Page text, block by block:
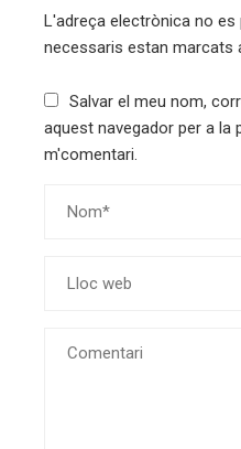
L'adreça electrònica no es
necessaris estan marcats
Salvar el meu nom,
aquest navegador per a la
m'comentari.